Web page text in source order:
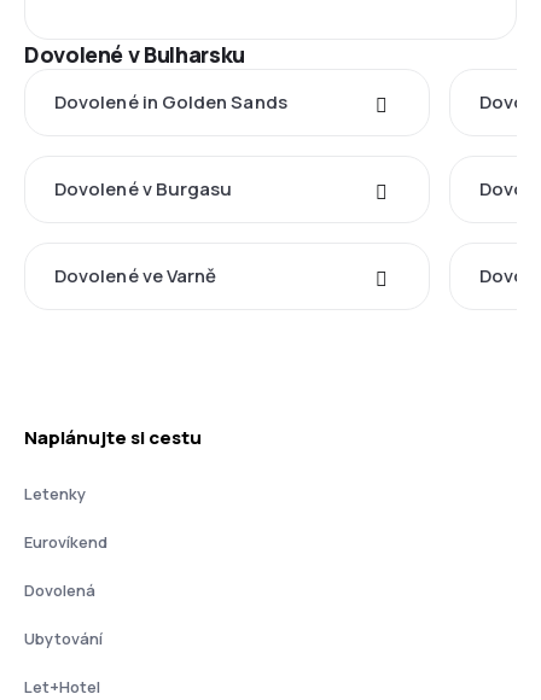
Dovolené v Bulharsku
Dovolené in Golden Sands
Dovolené v Burgasu
Dovolené ve Varně
Naplánujte si cestu
Letenky
Eurovíkend
Dovolená
Ubytování
Let+Hotel